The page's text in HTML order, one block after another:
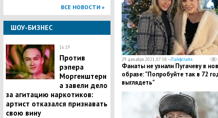
ВСЕ НОВОСТИ »
ШОУ-БИЗНЕС
16:19
Против
рэпера
Моргенштерн
а завели дело
за агитацию наркотиков:
артист отказался признавать
свою вину
29 декабря 2021, 07:58 —Лайфстайл
Фанаты не узнали Пугачеву в
образе: "Попробуйте так в 72
выглядеть"